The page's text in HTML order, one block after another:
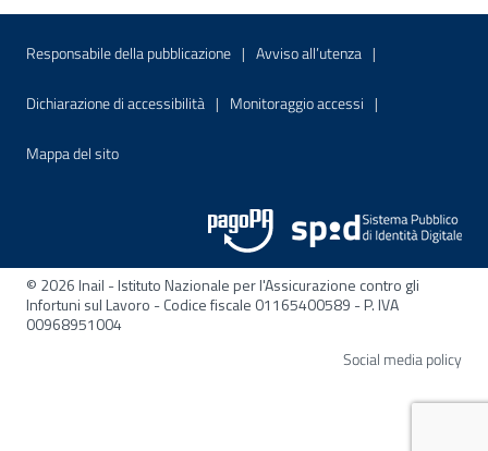
Menu di servizio
Responsabile della pubblicazione Sito interno - Apre in una nuova
Avviso all’utenza Sito interno -
Dichiarazione di accessibilità Sito interno - Apre in una nuova finestra
Monitoraggio accessi Sito interno -
Mappa del sitoSito interno - Apre nella stessa finestra
© 2026 Inail - Istituto Nazionale per l'Assicurazione contro gli
Infortuni sul Lavoro - Codice fiscale 01165400589 - P. IVA
00968951004
Social media policy